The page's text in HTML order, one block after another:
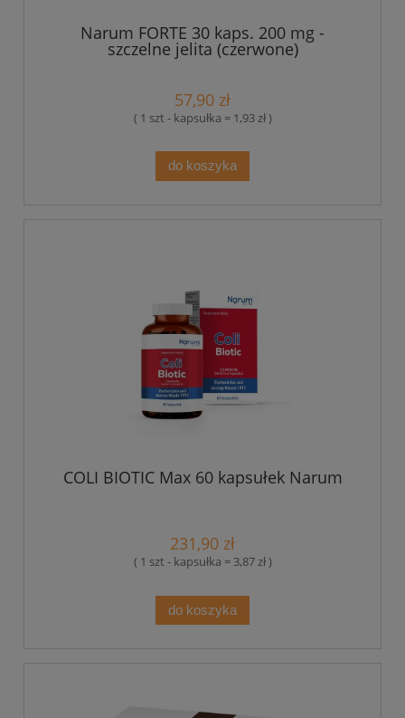
Narum FORTE 30 kaps. 200 mg -
szczelne jelita (czerwone)
57,90 zł
( 1 szt - kapsułka = 1,93 zł )
do koszyka
COLI BIOTIC Max 60 kapsułek Narum
231,90 zł
( 1 szt - kapsułka = 3,87 zł )
do koszyka